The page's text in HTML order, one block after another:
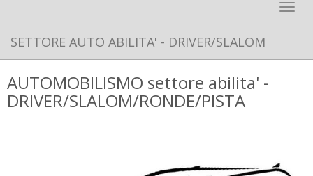
SETTORE AUTO ABILITA' - DRIVER/SLALOM
AUTOMOBILISMO settore abilita' -
DRIVER/SLALOM/RONDE/PISTA